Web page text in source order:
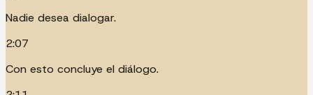
Nadie desea dialogar.
2:07
Con esto concluye el diálogo.